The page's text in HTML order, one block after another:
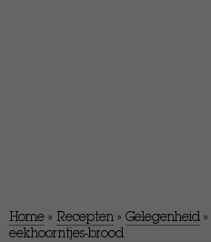
Home » Recepten » Gelegenheid »
eekhoorntjes-brood